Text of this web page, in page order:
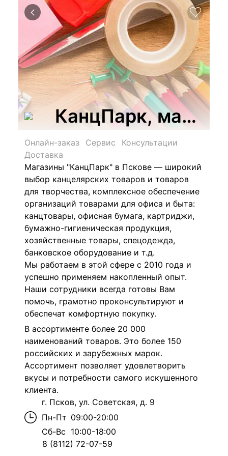
КанцПарк,
Онлайн-заказ Сервис
Консультации
Доставка
Магазины "КанцПарк" в Пскове — широкий
выбор канцелярских товаров и товаров
для творчества, комплексное обеспечение
организаций товарами для офиса и быта:
канцтовары, офисная бумага, картриджи,
бумажно-гигиеническая продукция,
хозяйственные товары, спецодежда,
банковское оборудование и т.д.
Мы работаем в этой сфере с 2010 года и
успешно применяем накопленный опыт.
Наши сотрудники всегда готовы Вам
помочь, грамотно проконсультируют и
обеспечат комфортную покупку.
В ассортименте более 20 000
наименований товаров. Это более 150
российских и зарубежных марок.
Ассортимент позволяет удовлетворить
вкусы и потребности самого искушенного
клиента.
г. Псков, ул. Советская, д. 9
Пн-Пт 09:00-20:00
Сб-Вс 10:00-18:00
8 (8112) 72-07-59